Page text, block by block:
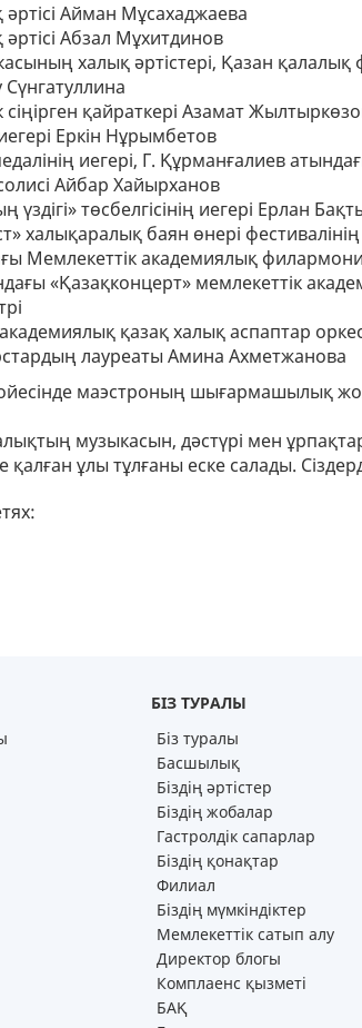
Айман Мұсахаджаева
Абзал Мұхитдинов
халық әртістері, Қазан
қайраткері Азамат
Еркін Нұрымбетов
иегері, Г. Құрманғалиев
Айбар Хайырханов
төсбелгісінің иегері Ерлан
халықаралық баян өнері
Мемлекеттік академиялық
«Қазақконцерт» мемлекеттік
қазақ халық аспаптар
лауреаты Амина Ахметжанова
маэстроның шығармашылық
музыкасын, дәстүрі мен
қалған ұлы тұлғаны еске салады.
БІЗ ТУРАЛЫ
Біз туралы
Басшылық
Біздің әртістер
Біздің жобалар
Гастролдік сапарлар
Біздің қонақтар
Филиал
Біздің мүмкіндіктер
Мемлекеттік сатып алу
Директор блогы
Комплаенс қызметі
БАҚ